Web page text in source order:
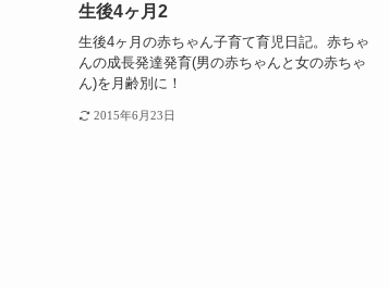
生後4ヶ月2
生後4ヶ月の赤ちゃん子育て育児日記。赤ちゃ
んの成長発達発育(男の赤ちゃんと女の赤ちゃ
ん)を月齢別に！
2015年6月23日